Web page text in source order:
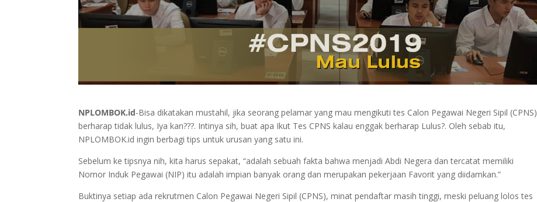
NPLOMBOK.id-Bisa dikatakan mustahil, jika seorang pelamar yang mau mengikuti tes Calon Pegawai Negeri Sipil (CPNS)
berharap tidak lulus, Iya kan???. Intinya sih, buat apa Ikut Tes CPNS kalau enggak berharap Lulus?. Oleh sebab itu,
NPLOMBOK.id ingin berbagi tips untuk urusan yang satu ini.
Sebelum ke tipsnya nih, kita harus sepakat, “adalah sebuah fakta bahwa menjadi Abdi Negera dan tercatat memiliki
Nomor Induk Pegawai (NIP) itu adalah impian banyak orang dan merupakan pekerjaan Favorit yang diidamkan.”
Buktinya setiap ada rekrutmen Calon Pegawai Negeri Sipil (CPNS), minat pendaftar masih tinggi, meski peluang lolos tes